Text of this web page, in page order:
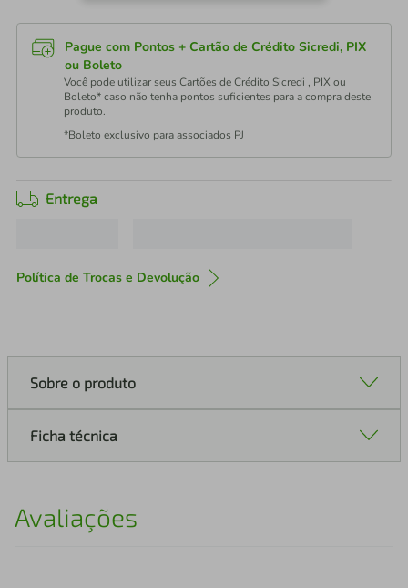
Pague com Pontos + Cartão de Crédito Sicredi, PIX
ou Boleto
Você pode utilizar seus Cartões de Crédito Sicredi , PIX ou
Boleto* caso não tenha pontos suficientes para a compra deste
produto.
*Boleto exclusivo para associados PJ
Entrega
Política de Trocas e Devolução
Sobre o produto
Ficha técnica
Avaliações